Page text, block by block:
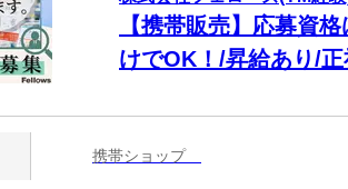
【携帯販売】応募資
けでOK！/昇給あり/
携帯ショップ